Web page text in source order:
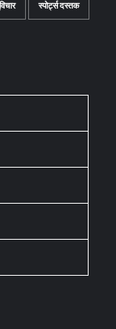
स्पोर्ट्स दस्तक